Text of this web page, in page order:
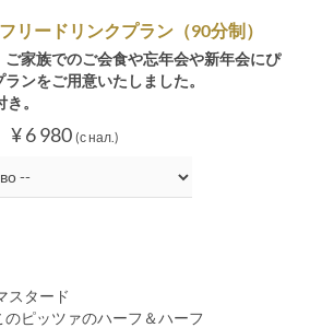
リードリンクプラン（90分制）
家族でのご会食や忘年会や新年会にぴ
ンをご用意いたしました。
。
¥ 6 980 (с нал.)
スタード
のピッツァのハーフ＆ハーフ